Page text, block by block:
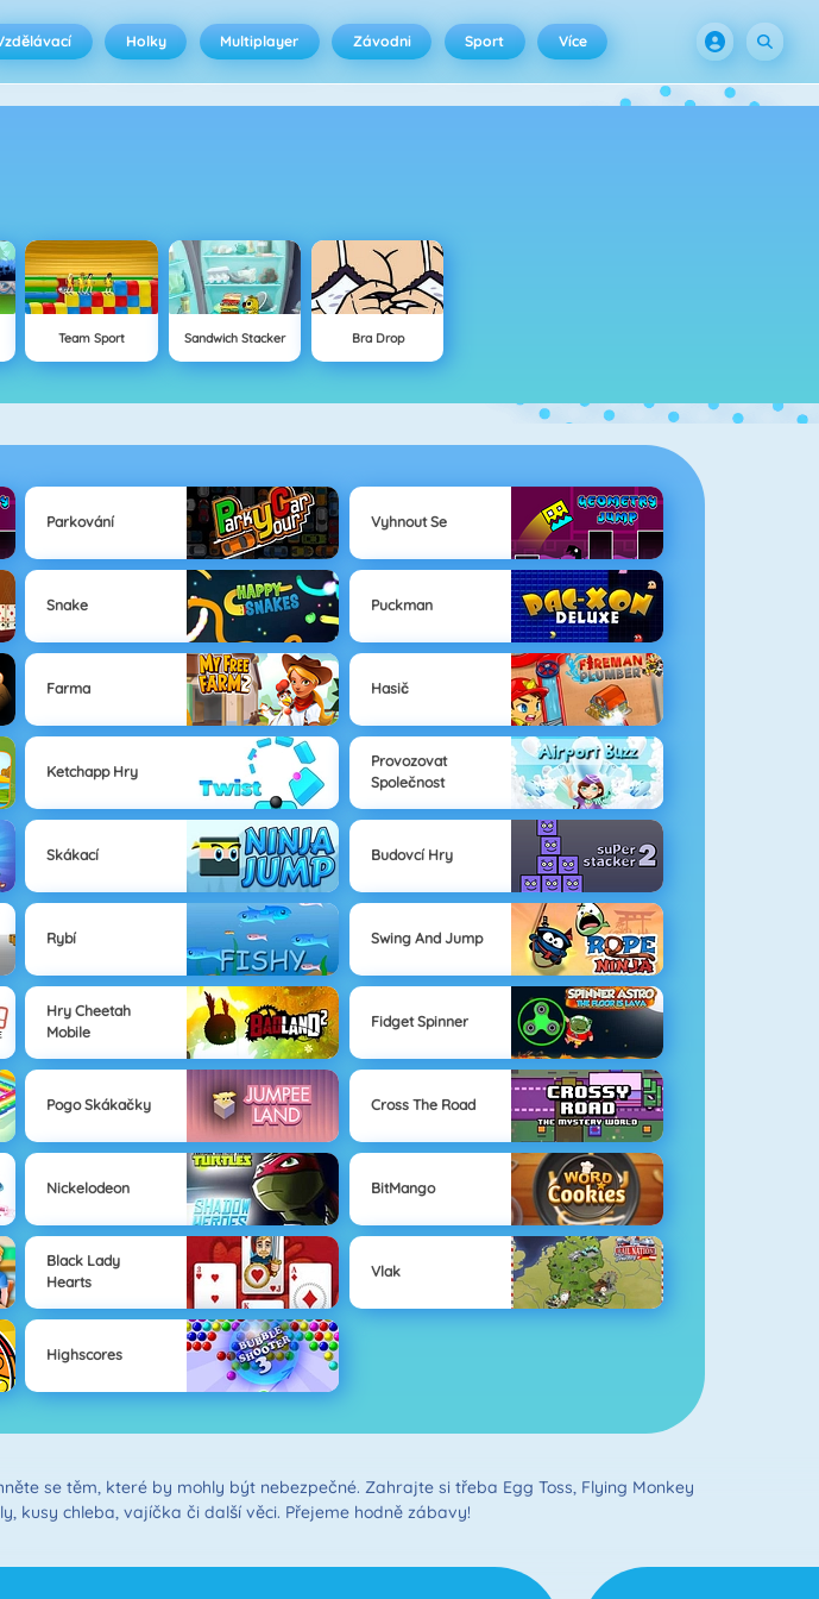
Holky Multiplayer Závodni Sport Více
Team Sport Sandwich Stacker Bra Drop
Parkování Vyhnout Se
Snake Puckman
Farma Hasič
Ketchapp Hry
Provozovat
Společnost
Skákací Budovcí Hry
Rybí Swing And Jump
Hry Cheetah
Mobile
Fidget Spinner
Pogo Skákačky Cross The Road
Nickelodeon BitMango
Black Lady
Hearts
Vlak
Highscores
se těm, které by mohly být nebezpečné. Zahrajte si třeba Egg Toss, Flying Monkey
kusy chleba, vajíčka či další věci. Přejeme hodně zábavy!